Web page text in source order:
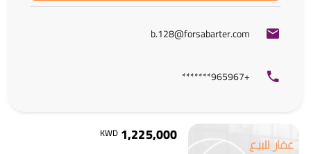
b.128@forsabarter.com
+965967*******
1,225,000
KWD